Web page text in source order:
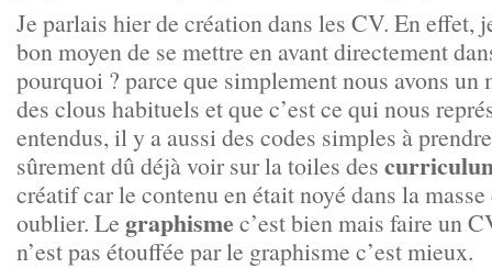
Je parlais hier de création dans les CV. En effet,
bon moyen de se mettre en avant directement
pourquoi ? parce que simplement nous avons un
des clous habituels et que c’est ce qui nous
entendus, il y a aussi des codes simples à
sûrement dû déjà voir sur la toiles des
créatif car le contenu en était noyé dans la
oublier. Le graphisme c’est bien mais faire un
n’est pas étouffée par le graphisme c’est mieux.